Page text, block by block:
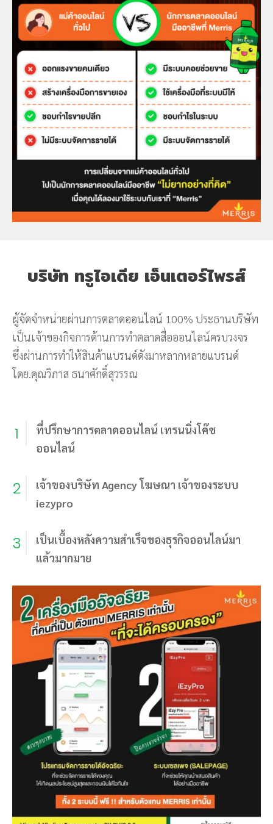
บริษัท ทรูไอเดีย เอ็นเตอร์ไพรส์
ผู้จัดจำหน่ายผ่านการตลาดออนไลน์ 100% ประธานบริษัท
เป็นเจ้าของกิจการด้านการทำตลาดสื่อออนไลน์ครบวงจร
ซึ่งผ่านการทำให้สินค้าแบรนด์ดังมาหลากหลายแบรนด์
โดย.คุณวิภาส ธนาศักดิ์สุวรรณ
1
ที่ปรึกษาการตลาดออนไลน์ เทรนนิ่งโค๊ช
ออนไลน์
2
เจ้าของบริษัท Agency โฆษณา เจ้าของระบบ
iezypro
3
เป็นเบื้องหลังความสำเร็จของธุรกิจออนไลน์มา
แล้วมากมาย